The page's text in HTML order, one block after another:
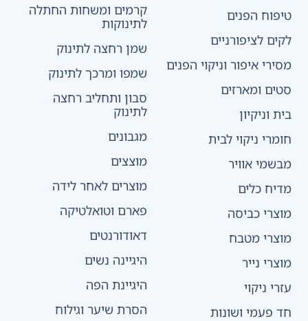
טיפוח הפנים
לקים לציפורניים
מסירי איפור וניקוי הפנים
סטים ומארזים
בית וניקיון
חומרי ניקוי לבית
מבשמי אוויר
מדיח כלים
מוצרי כביסה
מוצרי מטבח
מוצרי נייר
עזרי ניקוי
חד פעמי ושונות
קרמים ומשחות החתלה
לתינוקות
שמן רחצה לתינוק
שמפו ומרכך לתינוק
סבון ותחליב רחצה
לתינוק
מגבונים
מוצצים
מוצרים לאחר לידה
פארם וטואלטיקה
דאודורנטים
היגיינה נשים
היגיינת הפה
הסרת שיער וגילוח